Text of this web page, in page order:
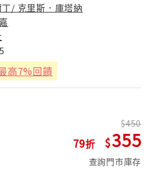
/ 克里斯．庫塔納
高7%回饋
79
450
355
查詢門市庫存